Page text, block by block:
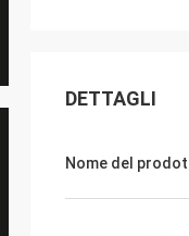
DETTAGLI
Nome del